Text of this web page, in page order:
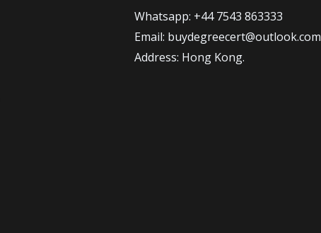
Whatsapp: +44 7543 863333
Email: buydegreecert@outlook.com
Address: Hong Kong.